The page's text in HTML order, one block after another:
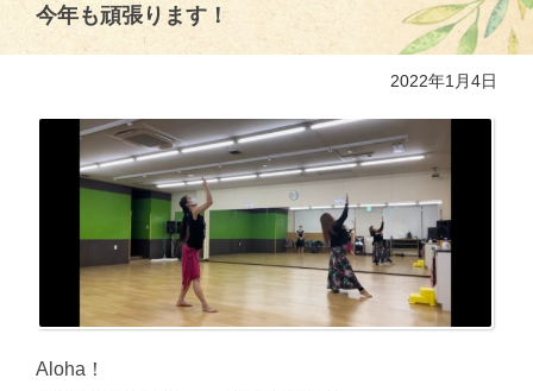
今年も頑張ります！
2022年1月4日
Aloha！